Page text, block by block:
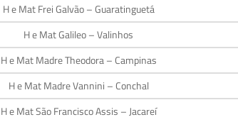
H e Mat Frei Galvão – Guaratinguetá
H e Mat Galileo – Valinhos
H e Mat Madre Theodora – Campinas
H e Mat Madre Vannini – Conchal
H e Mat São Francisco Assis – Jacareí